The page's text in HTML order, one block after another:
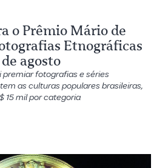
o Prêmio Mário de
Etnográficas
agosto
premiar fotografias e séries
as culturas populares brasileiras,
15 mil por categoria